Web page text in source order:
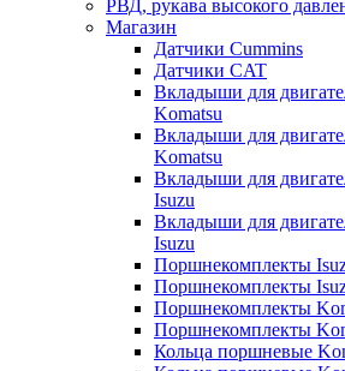
РВД, рукава высокого
Магазин
Датчики Cummins
Датчики CAT
Вкладыши для
Komatsu
Вкладыши для
Komatsu
Вкладыши для
Isuzu
Вкладыши для
Isuzu
Поршнекомплекты
Поршнекомплекты
Поршнекомплекты
Поршнекомплекты
Кольца поршневые